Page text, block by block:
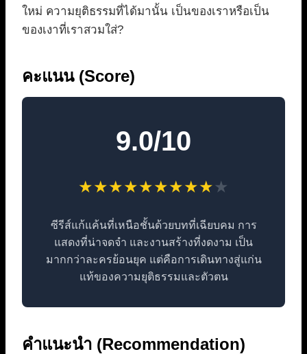
ใหม่ ความยุติธรรมที่ได้มานั้น เป็นของเราหรือเป็น
ของเงาที่เราสวมใส่?
คะแนน (Score)
9.0/10
★★★★★★★★★★
ซีรีส์แก้แค้นที่เหนือชั้นด้วยบทที่เฉียบคม การ
แสดงที่น่าจดจำ และงานสร้างที่งดงาม เป็น
มากกว่าละครย้อนยุค แต่คือการเดินทางสู่แก่น
แท้ของความยุติธรรมและตัวตน
คำแนะนำ (Recommendation)